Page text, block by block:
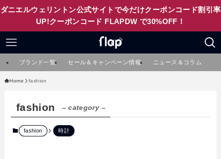
ダニエルウェリントン公式サイトで今だけクーポンコード割引率
UP!クーポンコード FLAPDW で30%OFF！
ブランド一覧 セール＆キャンペーン情報 ニュース＆コラム
Home fashion
fashion – category –
fashion 時計